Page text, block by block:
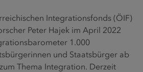
Integrationsfonds (ÖIF)
Peter Hajek im April 2022
1.000
und Staatsbürger ab
Thema Integration. Derzeit